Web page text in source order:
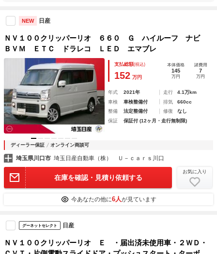
NEW 日産
ＮＶ１００クリッパーリオ ６６０ Ｇ ハイルーフ ナビ
ＢＶＭ ＥＴＣ ドラレコ ＬＥＤ エマブレ
支払総額(税込)
152 万円
本体価格
145
万円
諸費用
7
万円
年式 2021年 走行
4.1万km
車検
車検整備付 排気
660cc
整備
法定整備付 修復
なし
保証
保証付 (12ヶ月・走行無制限)
ディーラー保証 オンライン商談可
埼玉県川口市 埼玉日産自動車（株） Ｕ－ｃａｒｓ川口
在庫を確認・見積り依頼する
お気に入り
今あなたの他に6人が見ています
グーネットセレクト 日産
ＮＶ１００クリッパーリオ Ｅ ・届出済未使用車・２ＷＤ・